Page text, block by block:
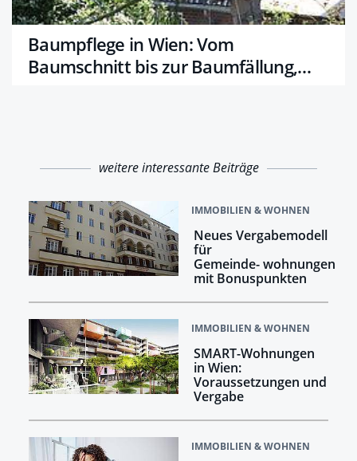
Baumpflege in Wien: Vom
Baumschnitt bis zur Baumfällung,
weitere interessante Beiträge
IMMOBILIEN & WOHNEN
Neues Vergabemodell
für
Gemeinde- wohnungen
mit Bonuspunkten
IMMOBILIEN & WOHNEN
SMART-Wohnungen
in Wien:
Voraussetzungen und
Vergabe
IMMOBILIEN & WOHNEN